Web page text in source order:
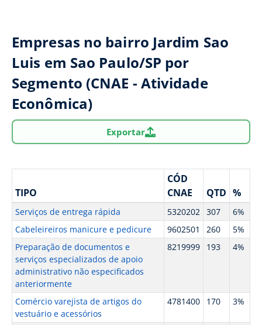
Empresas no bairro Jardim Sao
Luis em Sao Paulo/SP por
Segmento (CNAE - Atividade
Econômica)
Exportar
TIPO
CÓD
CNAE
QTD %
Serviços de entrega rápida 5320202 307
6%
Cabeleireiros manicure e pedicure
9602501 260
5%
Preparação de documentos e
serviços especializados de apoio
administrativo não especificados
anteriormente
8219999 193 4%
Comércio varejista de artigos do
vestuário e acessórios
4781400 170 3%